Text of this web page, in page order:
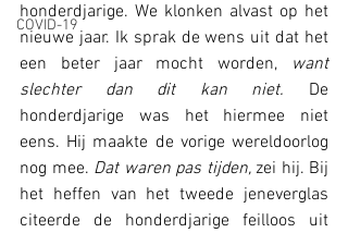
COVID-19
honderdjarige. We klonken alvast op het
nieuwe jaar. Ik sprak de wens uit dat het
een beter jaar mocht worden, want
slechter dan dit kan niet. De
honderdjarige was het hiermee niet
eens. Hij maakte de vorige wereldoorlog
nog mee. Dat waren pas tijden, zei hij. Bij
het heffen van het tweede jeneverglas
citeerde de honderdjarige feilloos uit